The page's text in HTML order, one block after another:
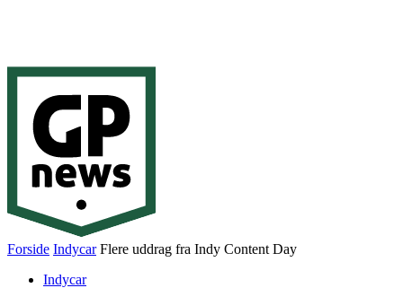
Forside Indycar Flere uddrag fra Indy Content Day
Indycar